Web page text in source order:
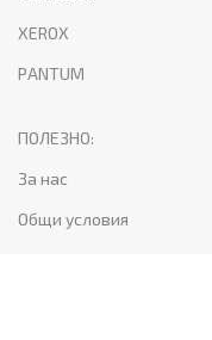
XEROX
PANTUM
ПОЛЕЗНО:
За нас
Общи условия